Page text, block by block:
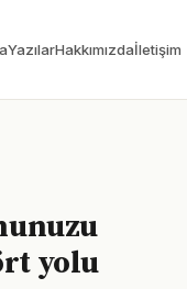
YazılarHakkımızdaİletişim
yolu